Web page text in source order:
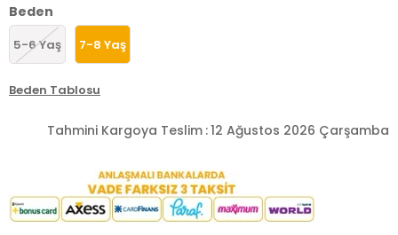
Beden
5-6 Yaş 7-8 Yaş
Beden Tablosu
Tahmini Kargoya Teslim :12 Ağustos 2026 Çarşamba